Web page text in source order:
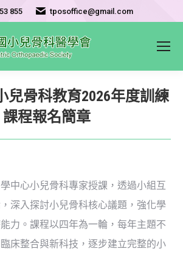
855 tposoffice@gmail.com
兒骨科教育2026年度訓練
課程報名簡章
中心小兒骨科專家授課，透過小組互
深入探討小兒骨科核心議題，強化學
力。課程以四年為一輪，每年主題不
床整合與新科技，逐步建立完整的小